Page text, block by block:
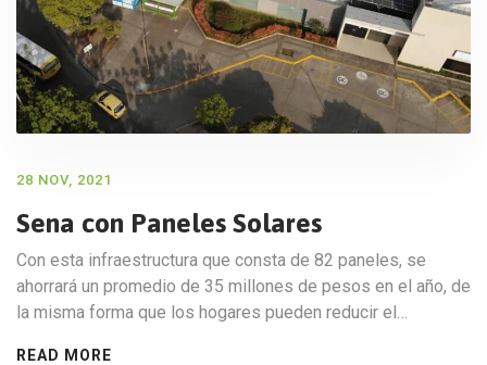
28 NOV, 2021
Sena con Paneles Solares
Con esta infraestructura que consta de 82 paneles, se
ahorrará un promedio de 35 millones de pesos en el año, de
la misma forma que los hogares pueden reducir el…
READ MORE